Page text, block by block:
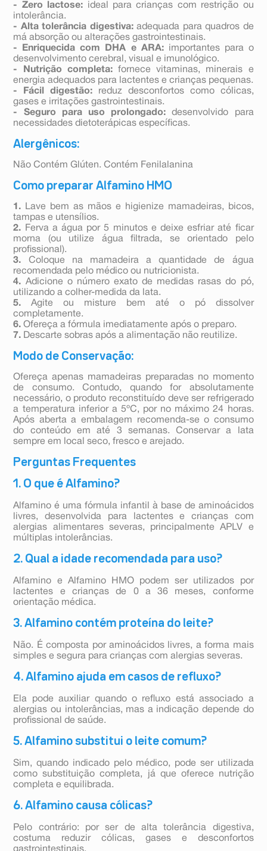
- Zero lactose: ideal para crianças com restrição ou
intolerância.
- Alta tolerância digestiva:adequada para quadros de
má absorção ou alterações gastrointestinais.
- Enriquecida com DHA e ARA:importantes para o
desenvolvimento cerebral, visual e imunológico.
- Nutrição completa:fornece vitaminas, minerais e
energia adequados para lactentes e crianças pequenas.
- Fácil digestão: reduz desconfortos como cólicas,
gases e irritações gastrointestinais.
- Seguro para uso prolongado: desenvolvido para
necessidades dietoterápicas específicas.
Alergênicos:
Não Contém Glúten. Contém Fenilalanina
Como preparar Alfamino HMO
1. Lave bem as mãos e higienize mamadeiras, bicos,
tampas e utensílios.
2. Ferva a água por 5 minutos e deixe esfriar até ficar
morna (ou utilize água filtrada, se orientado pelo
profissional).
3. Coloque na mamadeira a quantidade de água
recomendada pelo médico ou nutricionista.
4. Adicione o número exato de medidas rasas do pó,
utilizando a colher-medida da lata.
5. Agite ou misture bem até o pó dissolver
completamente.
6. Ofereça a fórmula imediatamente após o preparo.
7. Descarte sobras após a alimentação não reutilize.
Modo de Conservação:
Ofereça apenas mamadeiras preparadas no momento
de consumo. Contudo, quando for absolutamente
necessário, o produto reconstituído deve ser refrigerado
a temperatura inferior a 5ºC, por no máximo 24 horas.
Após aberta a embalagem recomenda-se o consumo
do conteúdo em até 3 semanas. Conservar a lata
sempre em local seco, fresco e arejado.
Perguntas Frequentes
1. O que é Alfamino?
Alfamino é uma fórmula infantil à base de aminoácidos
livres, desenvolvida para lactentes e crianças com
alergias alimentares severas, principalmente APLV e
múltiplas intolerâncias.
2. Qual a idade recomendada para uso?
Alfamino e Alfamino HMO podem ser utilizados por
lactentes e crianças de 0 a 36 meses, conforme
orientação médica.
3. Alfamino contém proteína do leite?
Não. É composta por aminoácidos livres, a forma mais
simples e segura para crianças com alergias severas.
4. Alfamino ajuda em casos de refluxo?
Ela pode auxiliar quando o refluxo está associado a
alergias ou intolerâncias, mas a indicação depende do
profissional de saúde.
5. Alfamino substitui o leite comum?
Sim, quando indicado pelo médico, pode ser utilizada
como substituição completa, já que oferece nutrição
completa e equilibrada.
6. Alfamino causa cólicas?
Pelo contrário: por ser de alta tolerância digestiva,
costuma reduzir cólicas, gases e desconfortos